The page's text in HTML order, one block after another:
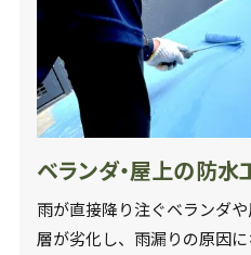
ベランダ・屋上の防水
雨が直接降り注ぐベランダ
層が劣化し、雨漏りの原因